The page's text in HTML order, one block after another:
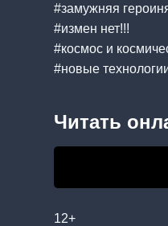
#замужняя
#измен нет!!!
#космос и
#новые
Читать
12+